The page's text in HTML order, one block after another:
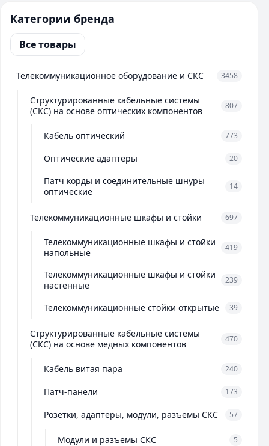
Категории бренда
Все товары
Телекоммуникационное оборудование и СКС 3458
Структурированные кабельные системы
(СКС) на основе оптических компонентов
807
Кабель оптический 773
Оптические адаптеры 20
Патч корды и соединительные шнуры
оптические
14
Телекоммуникационные шкафы и стойки 697
Телекоммуникационные шкафы и стойки
напольные
419
Телекоммуникационные шкафы и стойки
настенные
239
Телекоммуникационные стойки открытые 39
Структурированные кабельные системы
(СКС) на основе медных компонентов
470
Кабель витая пара 240
Патч-панели 173
Розетки, адаптеры, модули, разъемы СКС 57
Модули и разъемы СКС 5